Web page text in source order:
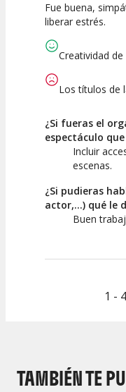
10
Espectáculo
Fue buena,
liberar estrés.
Creatividad
Los títulos de
¿Si fueras el
espectáculo
Incluir
escenas.
¿Si pudieras
actor,...) qué le
Buen
1 -
TAMBIÉN TE